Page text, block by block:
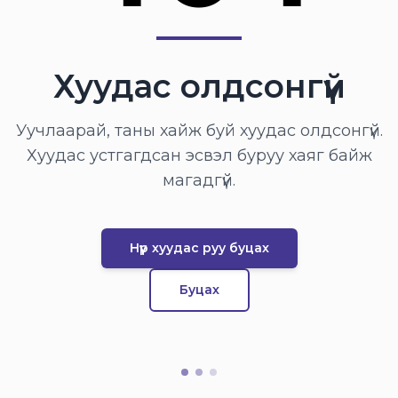
Хуудас олдсонгүй
Уучлаарай, таны хайж буй хуудас олдсонгүй.
Хуудас устгагдсан эсвэл буруу хаяг байж
магадгүй.
Нүүр хуудас руу буцах
Буцах